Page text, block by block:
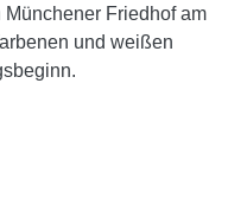
Friedhof am
und weißen